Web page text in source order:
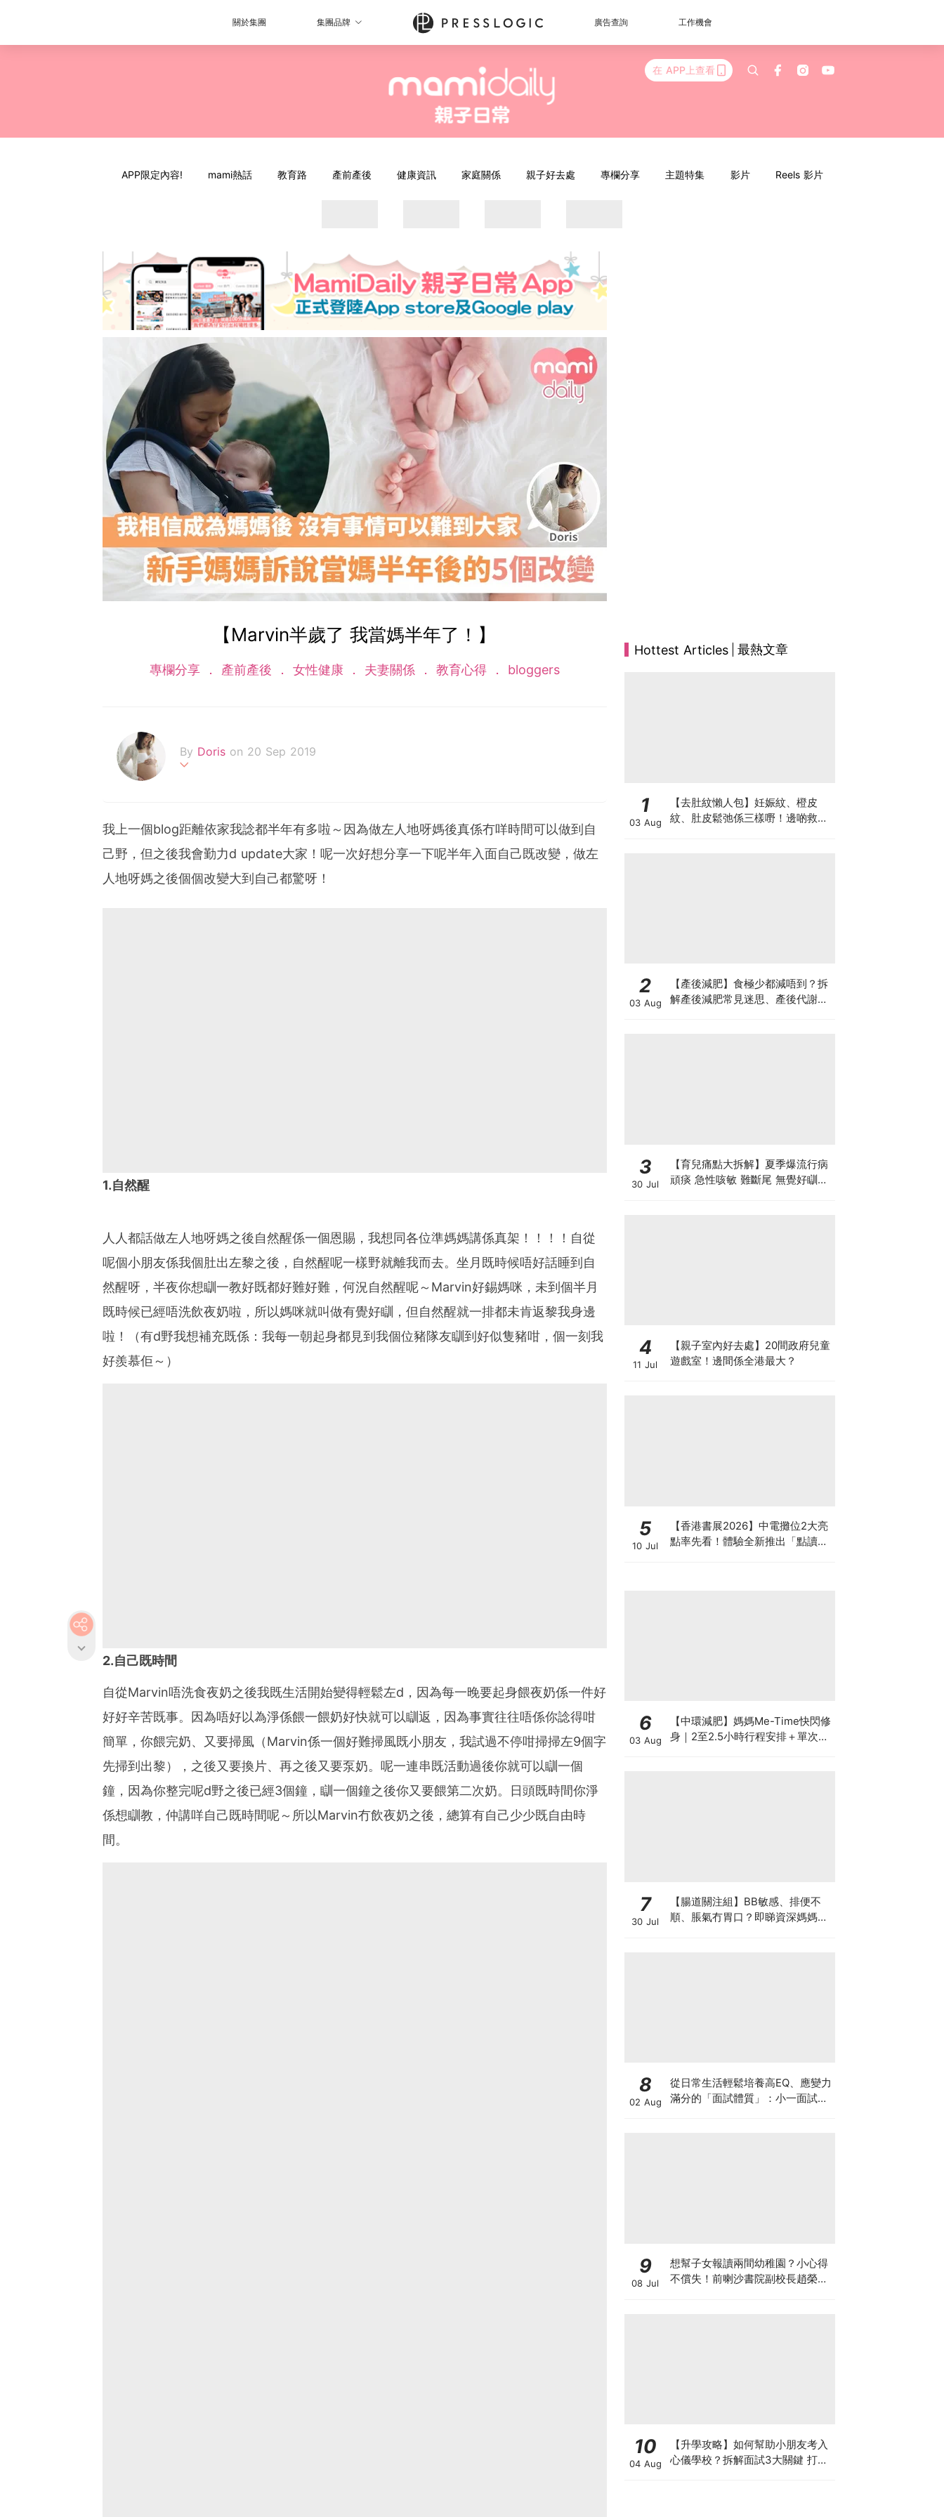
關於集團 集團品牌 廣告查詢 工作機會
在 APP上查看
APP限定內容! mami熱話 教育路 產前產後 健康資訊 家庭關係 親子好去處 專欄分享 主題特集 影片 Reels 影片
【Marvin半歲了 我當媽半年了！】
專欄分享 產前產後 女性健康 夫妻關係 教育心得 bloggers
By Doris on 20 Sep 2019
都唔係，但我知道係成為媽媽呢一條路黎講係比較早。我細細個就已經係一個好想
以扮媽咪，中一二既時候我同我同學講我想25歲前可以做人媽咪，以今時今日既我
可以實現我中學既願望，我真係好開心~
我上一個blog距離依家我諗都半年有多啦～因為做左人地呀媽後真係冇咩時間可以做到自
己野，但之後我會勤力d update大家！呢一次好想分享一下呢半年入面自己既改變，做左
人地呀媽之後個個改變大到自己都驚呀！
1.自然醒
人人都話做左人地呀媽之後自然醒係一個恩賜，我想同各位準媽媽講係真架！！！！自從
呢個小朋友係我個肚出左黎之後，自然醒呢一樣野就離我而去。坐月既時候唔好話睡到自
然醒呀，半夜你想瞓一教好既都好難好難，何況自然醒呢～Marvin好錫媽咪，未到個半月
既時候已經唔洗飲夜奶啦，所以媽咪就叫做有覺好瞓，但自然醒就一排都未肯返黎我身邊
啦！（有d野我想補充既係：我每一朝起身都見到我個位豬隊友瞓到好似隻豬咁，個一刻我
好羨慕佢～）
2.自己既時間
自從Marvin唔洗食夜奶之後我既生活開始變得輕鬆左d，因為每一晚要起身餵夜奶係一件好
好好辛苦既事。因為唔好以為淨係餵一餵奶好快就可以瞓返，因為事實往往唔係你諗得咁
簡單，你餵完奶、又要掃風（Marvin係一個好難掃風既小朋友，我試過不停咁掃掃左9個字
先掃到出黎），之後又要換片、再之後又要泵奶。呢一連串既活動過後你就可以瞓一個
鐘，因為你整完呢d野之後已經3個鐘，瞓一個鐘之後你又要餵第二次奶。日頭既時間你淨
係想瞓教，仲講咩自己既時間呢～所以Marvin冇飲夜奶之後，總算有自己少少既自由時
間。
Hottest Articles 最熱文章
1
03 Aug
【去肚紋懶人包】妊娠紋、橙皮
紋、肚皮鬆弛係三樣嘢！邊啲救得
2
03 Aug
【產後減肥】食極少都減唔到？拆
解產後減肥常見迷思、產後代謝、
3
30 Jul
【育兒痛點大拆解】夏季爆流行病
頑痰 急性咳敏 難斷尾 無覺好瞓？
4
11 Jul
【親子室內好去處】20間政府兒童
遊戲室！邊間係全港最大？
5
10 Jul
【香港書展2026】中電攤位2大亮
點率先看！體驗全新推出「點讀故
6
03 Aug
【中環減肥】媽媽Me-Time快閃修
身｜2至2.5小時行程安排＋單次收
7
30 Jul
【腸道關注組】BB敏感、排便不
順、脹氣冇胃口？即睇資深媽媽分
8
02 Aug
從日常生活輕鬆培養高EQ、應變力
滿分的「面試體質」：小一面試最
9
08 Jul
想幫子女報讀兩間幼稚園？小心得
不償失！前喇沙書院副校長趙榮
10
04 Aug
【升學攻略】如何幫助小朋友考入
心儀學校？拆解面試3大關鍵 打好